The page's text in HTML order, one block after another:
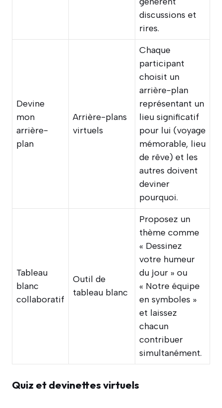
discussions et
rires.
Devine
mon
arrière-
plan
Arrière-plans
virtuels
Chaque
participant
choisit un
arrière-plan
représentant un
lieu significatif
pour lui (voyage
mémorable, lieu
de rêve) et les
autres doivent
deviner
pourquoi.
Tableau
blanc
collaboratif
Outil de
tableau blanc
Proposez un
thème comme
« Dessinez
votre humeur
du jour » ou
« Notre équipe
en symboles »
et laissez
chacun
contribuer
simultanément.
Quiz et devinettes virtuels